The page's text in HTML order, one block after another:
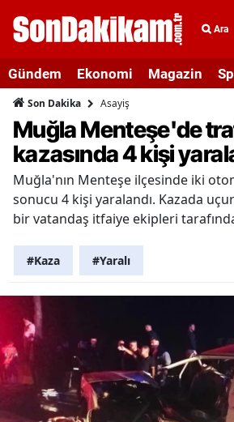
Ara
Gündem Ekonomi Magazin
Son Dakika Asayiş
Muğla Menteşe'de
kazasında 4 kişi
Muğla'nın Menteşe ilçesinde iki
sonucu 4 kişi yaralandı. Kazada
bir vatandaş itfaiye ekipleri
#Kaza #Yaralı